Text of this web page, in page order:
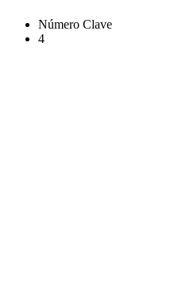
Número Clave
4